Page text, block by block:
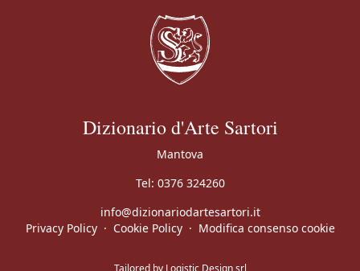
Dizionario d'Arte Sartori
Mantova
Tel: 0376 324260
info@dizionariodartesartori.it
Privacy Policy · Cookie Policy · Modifica consenso cookie
Tailored by Logistic Design srl